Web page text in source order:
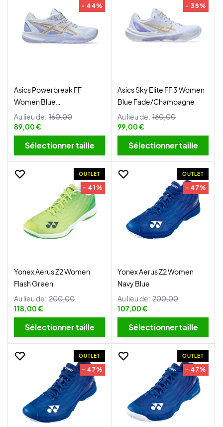
- 44%
Asics Powerbreak FF
Women Blue
Fade/Champagne
Au lieu de: 160,00
89,00 €
Sélectionner taille
- 38%
Asics Sky Elite FF 3 Women
Blue Fade/Champagne
Au lieu de: 160,00
99,00 €
Sélectionner taille
OUTLET
- 41%
Yonex Aerus Z2 Women
Flash Green
Au lieu de: 200,00
118,00 €
Sélectionner taille
OUTLET
- 47%
Yonex Aerus Z2 Women
Navy Blue
Au lieu de: 200,00
107,00 €
Sélectionner taille
OUTLET
- 47%
OUTLET
- 47%